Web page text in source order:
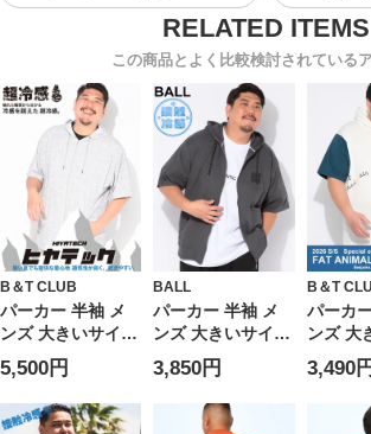
この商品とよく比較検討されている
B＆T CLUB
パーカー 半袖 メ
ンズ 大きいサイズ
ヒヤテック 超冷感
ストレッチ UVカ
ット メッシュジッ
プパーカー トップ
5,500円
BALL
パーカー 半袖 メ
ンズ 大きいサイズ
冷感 スラブストレ
ッチ 天竺ラバーワ
ッペン ジップアッ
プ Tパーカー トッ
3,850円
B＆T
パーカ
ンズ 大
FAT
触冷感
ーカー
フード
3,490円